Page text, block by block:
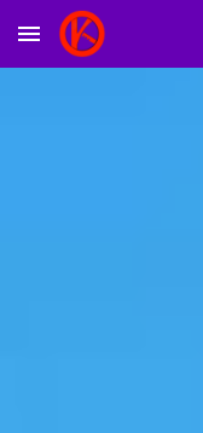
Skip to main content